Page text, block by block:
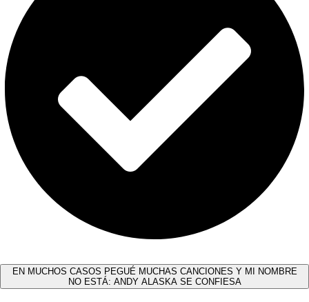
EN MUCHOS CASOS PEGUÉ MUCHAS CANCIONES Y MI NOMBRE
NO ESTÁ: ANDY ALASKA SE CONFIESA​